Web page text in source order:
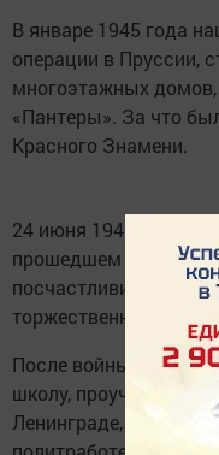
В январе 1945 года
операции в Пруссии,
многоэтажных
«Пантеры». За что
Красного Знамени.
24 июня 1945 года
прошедшем в Москве
посчастливилось
торжественном
После войны Сабир
школу, проучился на
Ленинграде,